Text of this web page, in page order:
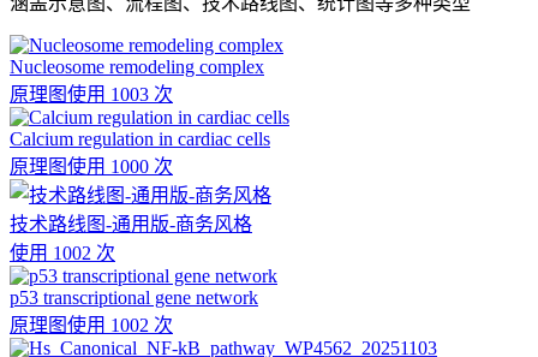
Nucleosome remodeling complex
原理图使用 1003 次
Calcium regulation in cardiac cells
原理图使用 1000 次
技术路线图-通用版-商务风格
使用 1002 次
p53 transcriptional gene network
原理图使用 1002 次